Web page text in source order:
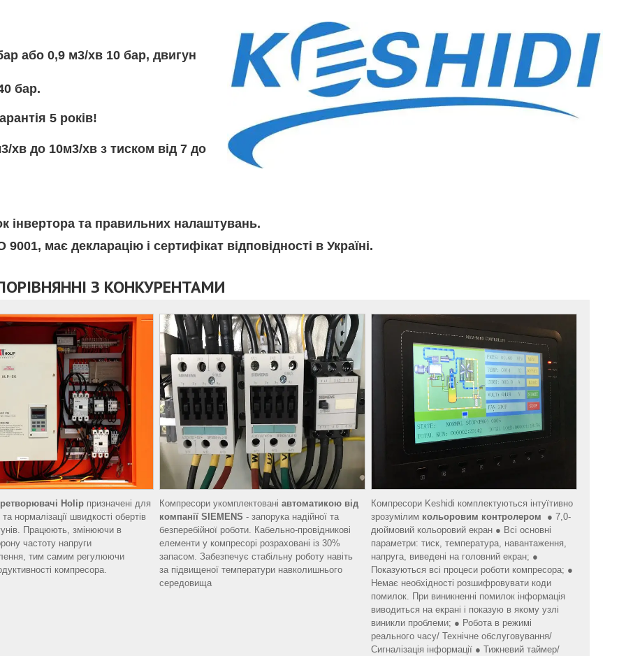
або 0,9 м3/хв 10 бар, двигун
бар.
5 років!
хв до 10м3/хв з тиском від 7 до
інвертора та правильних налаштувань.
має декларацію і сертифікат відповідності в Україні.
З КОНКУРЕНТАМИ
Holip призначені для
нормалізації швидкості обертів
Працюють, змінюючи в
частоту напруги
тим самим регулюючи
компресора.
Компресори укомплектовані автоматикою від
компанії SIEMENS - запорука надійної та
безперебійної роботи. Кабельно-провідникові
елементи у компресорі розраховані із 30%
запасом. Забезпечує стабільну роботу навіть
за підвищеної температури навколишнього
середовища
Компресори Keshidi комплектуються інтуїтивно
зрозумілим кольоровим контролером ● 7,0-
дюймовий кольоровий екран ● Всі основні
параметри: тиск, температура, навантаження,
напруга, виведені на головний екран; ●
Показуються всі процеси роботи компресора; ●
Немає необхідності розшифровувати коди
помилок. При виникненні помилок інформація
виводиться на екрані і показую в якому узлі
виникли проблеми; ● Робота в режимі
реального часу/ Технічне обслуговування/
Сигналізація інформації ● Тижневий таймер/